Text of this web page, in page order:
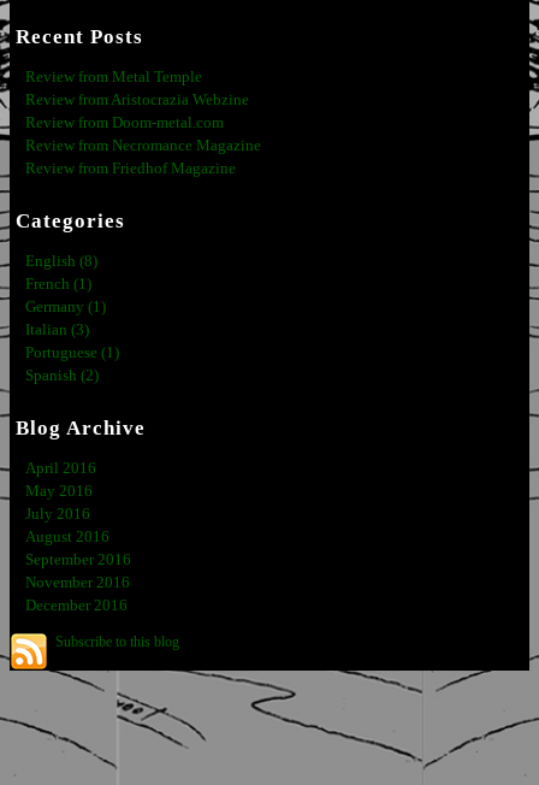
Recent Posts
Review from Metal Temple
Review from Aristocrazia Webzine
Review from Doom-metal.com
Review from Necromance Magazine
Review from Friedhof Magazine
Categories
English (8)
French (1)
Germany (1)
Italian (3)
Portuguese (1)
Spanish (2)
Blog Archive
April 2016
May 2016
July 2016
August 2016
September 2016
November 2016
December 2016
Subscribe to this blog